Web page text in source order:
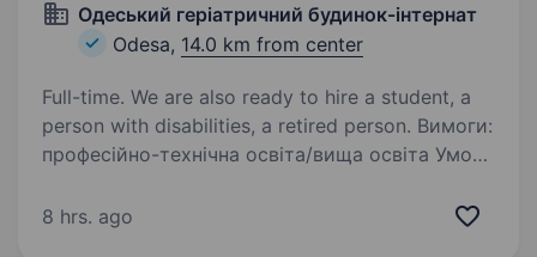
Одеський геріатричний будинок-інтернат
Odesa, 14.0 km from center
Full-time. We are also ready to hire a student, a
person with disabilities, a retired person. Вимоги:
професійно-технічна освіта/вища освіта Умови
обідня перерва з 12 до 13. Обов’язки:
8 hrs. ago